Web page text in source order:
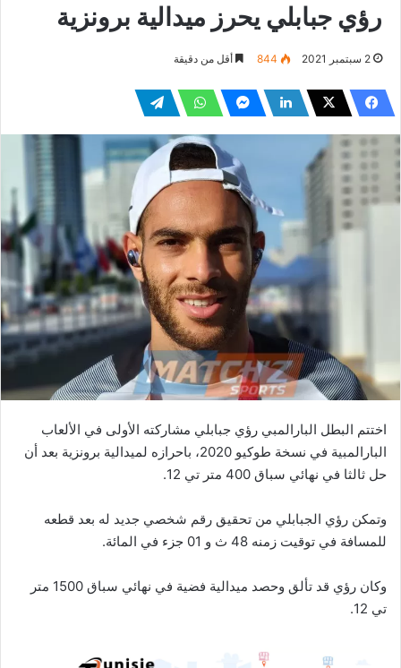
رؤي جبابلي يحرز ميدالية برونزية
2 سبتمبر 2021 844 أقل من دقيقة
اختتم البطل البارالمبي رؤي جبابلي مشاركته الأولى في الألعاب
البارالمبية في نسخة طوكيو 2020، باحرازه لميدالية برونزية بعد أن
حل ثالثا في نهائي سباق 400 متر تي 12.
وتمكن رؤي الجبابلي من تحقيق رقم شخصي جديد له بعد قطعه
للمسافة في توقيت زمنه 48 ث و 01 جزء في المائة.
وكان رؤي قد تألق وحصد ميدالية فضية في نهائي سباق 1500 متر
تي 12.